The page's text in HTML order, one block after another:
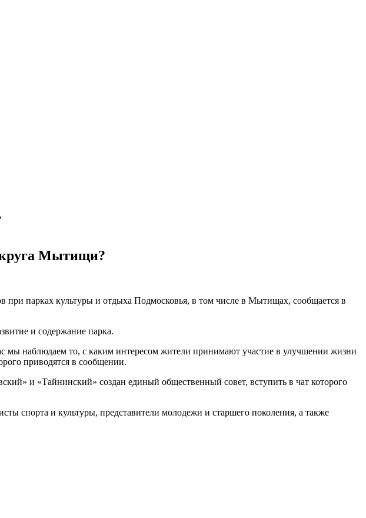
Мытищи?
при парках культуры и отдыха Подмосковья, в том числе в Мытищах, сообщается в
и содержание парка.
мы наблюдаем то, с каким интересом жители принимают участие в улучшении жизни
приводятся в сообщении.
и «Тайнинский» создан единый общественный совет, вступить в чат которого
спорта и культуры, представители молодежи и старшего поколения, а также